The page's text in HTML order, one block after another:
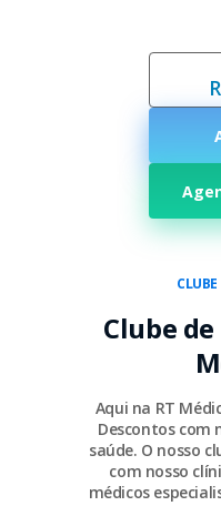
Clube
Aqui na RT
Descontos com
saúde. O nosso
com nosso
médicos